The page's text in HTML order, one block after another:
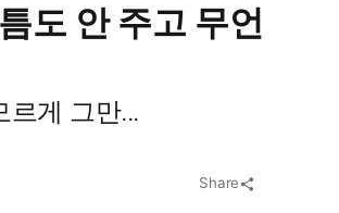
도 안 주고 무언
르게 그만...
Share share